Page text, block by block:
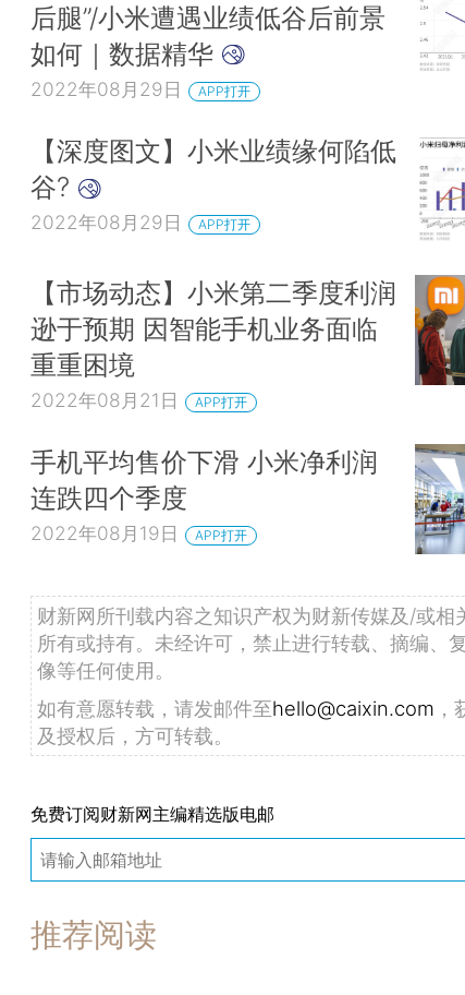
后腿”/小米遭遇业绩低谷后前景
如何｜数据精华
2022年08月29日 APP打开
【深度图文】小米业绩缘何陷低
谷?
2022年08月29日 APP打开
【市场动态】小米第二季度利润
逊于预期 因智能手机业务面临
重重困境
2022年08月21日 APP打开
手机平均售价下滑 小米净利润
连跌四个季度
2022年08月19日 APP打开
财新网所刊载内容之知识产权为财新传媒及/或相
所有或持有。未经许可，禁止进行转载、摘编、
像等任何使用。
如有意愿转载，请发邮件至hello@caixin.com
及授权后，方可转载。
免费订阅财新网主编精选版电邮
推荐阅读